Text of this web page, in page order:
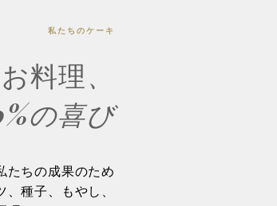
私たちのケーキ
お料理、
の喜び
たちの成果のため
種子、もやし、